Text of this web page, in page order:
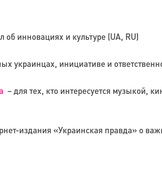
инновациях и культуре (UA, RU)
украинцах, инициативе и
– для тех, кто интересуется музыкой,
издания «Украинская правда» о